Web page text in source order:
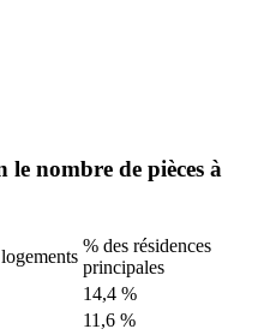
le nombre de pièces à
% des résidences
principales
14,4 %
11,6 %